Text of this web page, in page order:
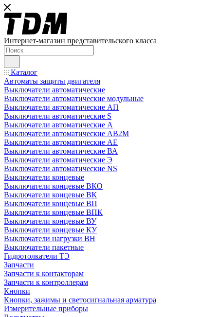
Интернет-магазин представительского класса
Каталог
Автоматы защиты двигателя
Выключатели автоматические
Выключатели автоматические модульные
Выключатели автоматические АП
Выключатели автоматические S
Выключатели автоматические А
Выключатели автоматические АВ2М
Выключатели автоматические АЕ
Выключатели автоматические ВА
Выключатели автоматические Э
Выключатели автоматические NS
Выключатели концевые
Выключатели концевые ВКО
Выключатели концевые ВК
Выключатели концевые ВП
Выключатели концевые ВПК
Выключатели концевые ВУ
Выключатели концевые КУ
Выключатели нагрузки ВН
Выключатели пакетные
Гидротолкатели ТЭ
Запчасти
Запчасти к контакторам
Запчасти к контроллерам
Кнопки
Кнопки, зажимы и светосигнальная арматура
Измерительные приборы